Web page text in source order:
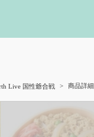
Live 国性爺合戦 商品詳細